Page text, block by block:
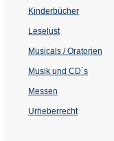
Kinderbücher
Leselust
Musicals / Oratorien
Musik und CD´s
Messen
Urheberrecht